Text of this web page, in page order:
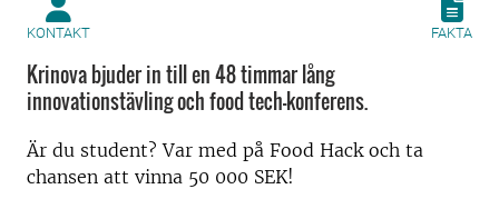
KONTAKT FAKTA
Krinova bjuder in till en 48 timmar lång
innovationstävling och food tech-konferens.
Är du student? Var med på Food Hack och ta
chansen att vinna 50 000 SEK!